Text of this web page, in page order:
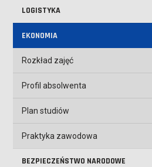
LOGISTYKA
EKONOMIA
Rozkład zajęć
Profil absolwenta
Plan studiów
Praktyka zawodowa
BEZPIECZEŃSTWO NARODOWE